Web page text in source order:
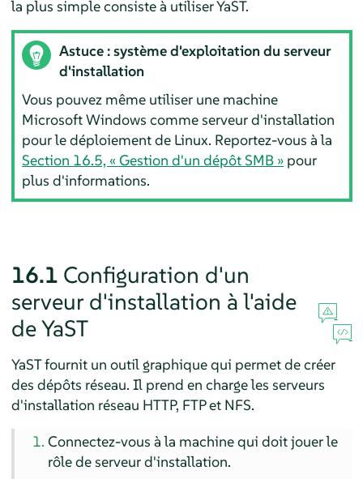
la plus simple consiste à utiliser YaST.
Astuce : système d'exploitation du serveur
d'installation
Vous pouvez même utiliser une machine
Microsoft Windows comme serveur d'installation
pour le déploiement de Linux. Reportez-vous à la
Section 16.5, « Gestion d'un dépôt SMB » pour
plus d'informations.
16.1 Configuration d'un
serveur d'installation à l'aide
de YaST
YaST fournit un outil graphique qui permet de créer
des dépôts réseau. Il prend en charge les serveurs
d'installation réseau HTTP, FTP et NFS.
Connectez-vous à la machine qui doit jouer le
rôle de serveur d'installation.